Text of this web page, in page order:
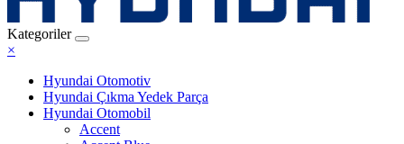
Kategoriler
×
Hyundai Otomotiv
Hyundai Çıkma Yedek Parça
Hyundai Otomobil
Accent